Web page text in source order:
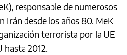
responsable de numerosos
Irán desde los años 80. MeK
terrorista por la UE
hasta 2012.